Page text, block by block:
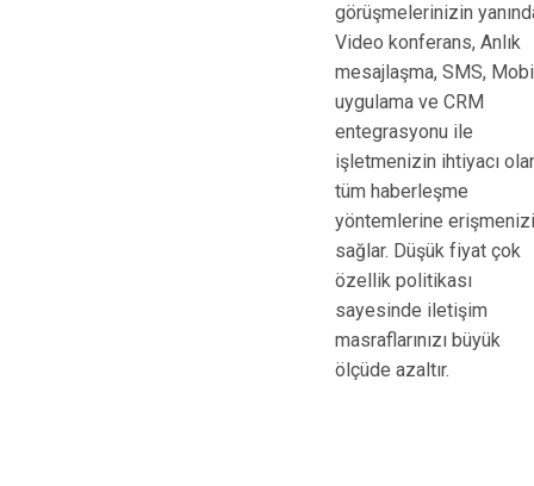
görüşmelerinizin
Video konferans, Anlık
mesajlaşma, SMS,
uygulama ve CRM
entegrasyonu ile
işletmenizin ihtiyacı
tüm haberleşme
yöntemlerine erişmenizi
sağlar. Düşük fiyat çok
özellik politikası
sayesinde iletişim
masraflarınızı büyük
ölçüde azaltır.